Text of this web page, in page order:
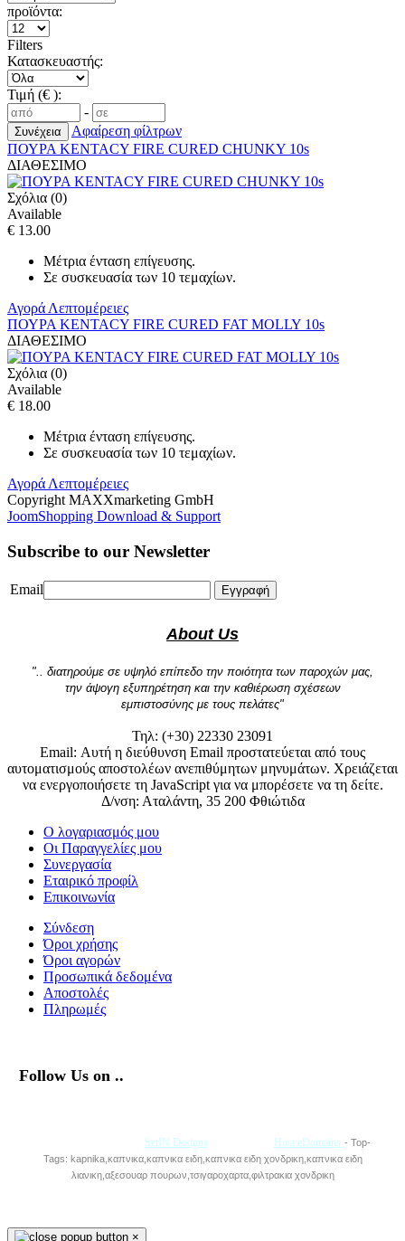
προϊόντα:
Filters
Κατασκευαστής:
Τιμή (€ ):
-
Αφαίρεση φίλτρων
ΠΟΥΡΑ KENTACY FIRE CURED CHUNKY 10s
ΔΙΑΘΕΣΙΜΟ
Σχόλια (0)
Available
€ 13.00
Μέτρια ένταση επίγευσης.
Σε συσκευασία των 10 τεμαχίων.
Αγορά Λεπτομέρειες
ΠΟΥΡΑ KENTACY FIRE CURED FAT MOLLY 10s
ΔΙΑΘΕΣΙΜΟ
Σχόλια (0)
Available
€ 18.00
Μέτρια ένταση επίγευσης.
Σε συσκευασία των 10 τεμαχίων.
Αγορά Λεπτομέρειες
Copyright MAXXmarketing GmbH
JoomShopping Download & Support
Subscribe to our Newsletter
Email Εγγραφή
About Us
".. διατηρούμε σε υψηλό επίπεδο την ποιότητα των παροχών μας,
την άψογη εξυπηρέτηση και την καθιέρωση σχέσεων
εμπιστοσύνης με τους πελάτες"
Τηλ: (+30) 22330 23091
Email: Αυτή η διεύθυνση Email προστατεύεται από τους
αυτοματισμούς αποστολέων ανεπιθύμητων μηνυμάτων. Χρειάζεται
να ενεργοποιήσετε τη JavaScript για να μπορέσετε να τη δείτε.
Δ/νση: Αταλάντη, 35 200 Φθιώτιδα
Ο λογαριασμός μου
Οι Παραγγελίες μου
Συνεργασία
Εταιρικό προφίλ
Επικοινωνία
Σύνδεση
Όροι χρήσης
Όροι αγορών
Προσωπικά δεδομένα
Αποστολές
Πληρωμές
Follow Us on ..
SetIN Designs Host eDomains - Top-
Tags: kapnika,καπνικα,καπνικα ειδη,καπνικα ειδη χονδρικη,καπνικα ειδη
λιανικη,αξεσουαρ πουρων,τσιγαροχαρτα,φιλτρακια χονδρικη
×